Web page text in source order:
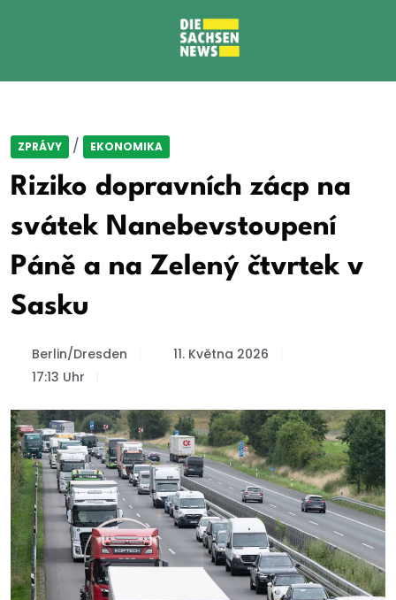
ZPRÁVY / EKONOMIKA
Riziko dopravních zácp na
svátek Nanebevstoupení
Páně a na Zelený čtvrtek v
Sasku
Berlin/Dresden
11. Května 2026
17:13 Uhr